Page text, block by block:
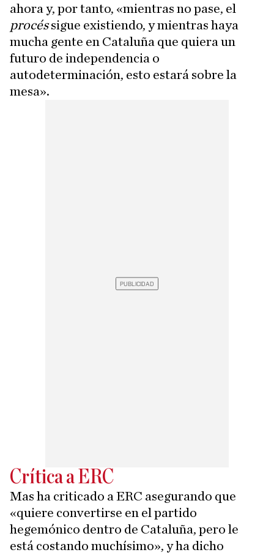
ahora y, por tanto, «mientras no pase, el
procéssigue existiendo, y mientras haya
mucha gente en Cataluña que quiera un
futuro de independencia o
autodeterminación, esto estará sobre la
mesa».
Crítica a ERC
Mas ha criticado a ERC asegurando que
«quiere convertirse en el partido
hegemónico dentro de Cataluña, pero le
está costando muchísimo», y ha dicho